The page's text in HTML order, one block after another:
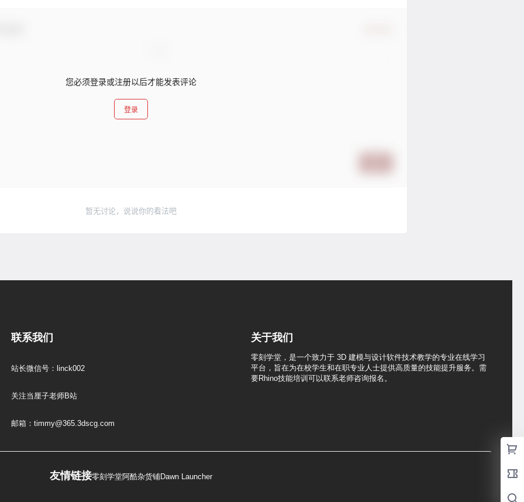
您必须登录或注册以后才能发表评论
登录
暂无讨论，说说你的看法吧
联系我们
站长微信号：linck002
关注当厘子老师B站
邮箱：timmy@365.3dscg.com
关于我们
零刻学堂，是一个致力于 3D 建模与设计软件技术教学的专业在线学习
平台，旨在为在校学生和在职专业人士提供高质量的技能提升服务。需
要Rhino技能培训可以联系老师咨询报名。
友情链接零刻学堂阿酷杂货铺Dawn Launcher